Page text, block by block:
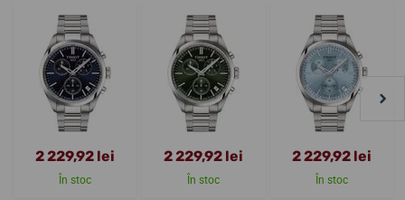
2 229,92 lei
În stoc
2 229,92 lei
În stoc
2 229,92 lei
În stoc